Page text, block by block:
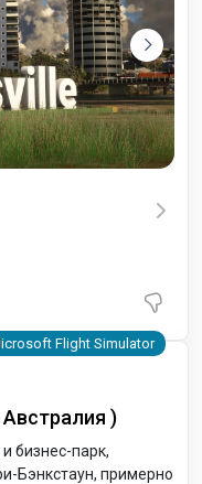
Австралия )
бизнес-парк,
Бэнкстаун, примерно